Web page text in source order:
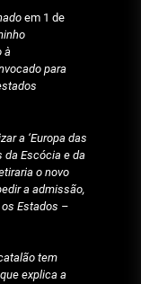
em 1 de
à
para
a ‘Europa das
da Escócia e da
o novo
a admissão,
Estados –
tem
explica a